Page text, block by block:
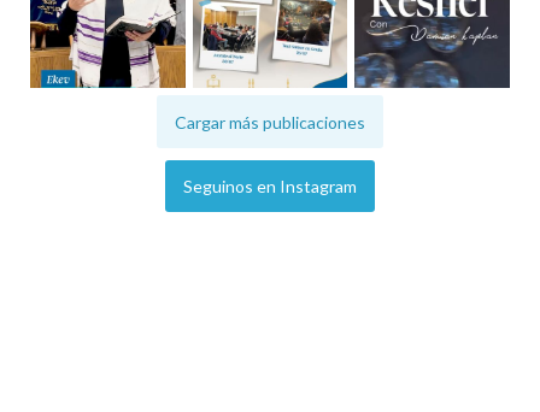
Cargar más publicaciones
Seguinos en Instagram